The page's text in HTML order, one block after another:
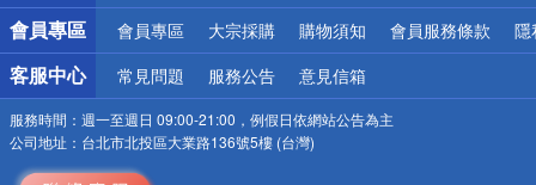
會員專區 會員專區 大宗採購 購物須知 會員服務條款 隱
客服中心 常見問題 服務公告 意見信箱
服務時間： 週一至週日 09:00-21:00，例假日依網站公告為主
公司地址： 台北市北投區大業路136號5樓 (台灣)